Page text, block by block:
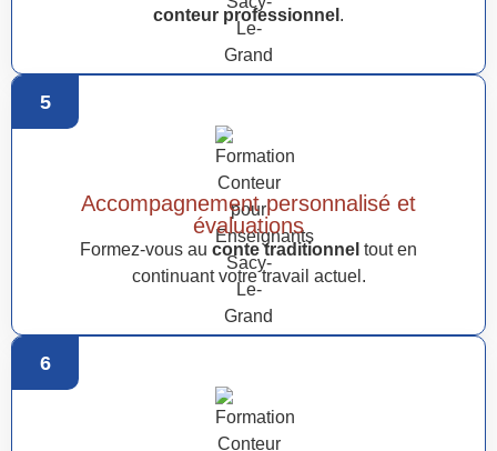
conteur professionnel .
5
Accompagnement personnalisé et
évaluations
Formez-vous au conte traditionnel tout en
continuant votre travail actuel.
6